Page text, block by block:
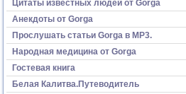
Цитаты известных людей от Gorga
Анекдоты от Gorga
Прослушать статьи Gorga в МР3.
Народная медицина от Gorga
Гостевая книга
Белая Калитва.Путеводитель